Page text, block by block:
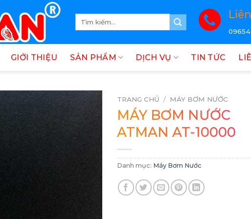
Tìm
GIỚI THIỆU SẢN PHẨM DỊCH VỤ TIN TỨC
TRANG CHỦ / MÁY BƠM NƯỚC
MÁY BƠM NƯỚC
ATMAN AT-10000
Danh mục: Máy Bơm Nước